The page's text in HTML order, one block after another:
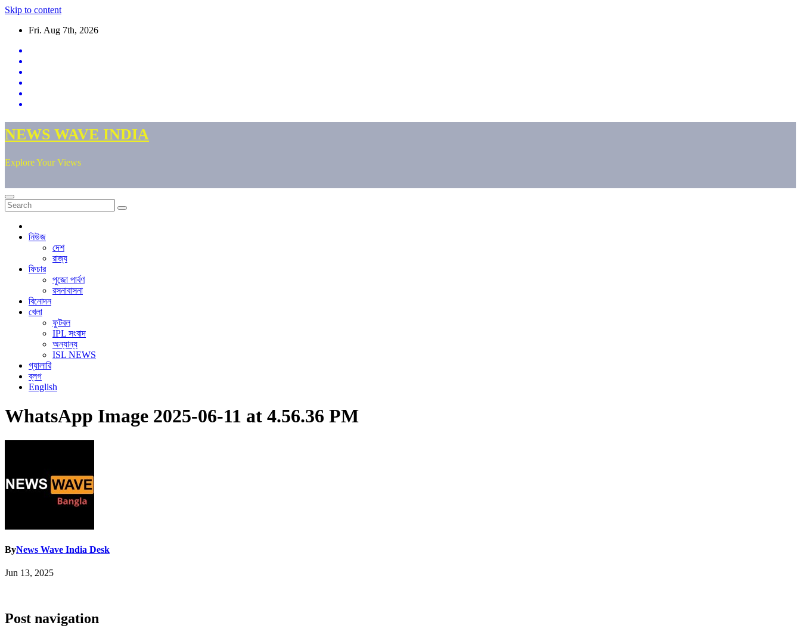
Skip to content
Fri. Aug 7th, 2026
NEWS WAVE INDIA
Explore Your Views
নিউজ
দেশ
রাজ্য
ফিচার
পুজো পার্বণ
রসনাবাসনা
বিনোদন
খেলা
ফুটবল
IPL সংবাদ
অন্যান্য
ISL NEWS
গ্যালারি
ব্লগ
English
WhatsApp Image 2025-06-11 at 4.56.36 PM
ByNews Wave India Desk
Jun 13, 2025
Post navigation